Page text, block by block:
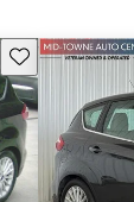
Guarda este